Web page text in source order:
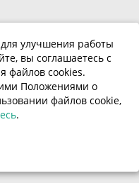
улучшения работы
вы соглашаетесь с
файлов cookies.
Положениями о
файлов cookie,
.
1
до 20:00
2013-2026г.